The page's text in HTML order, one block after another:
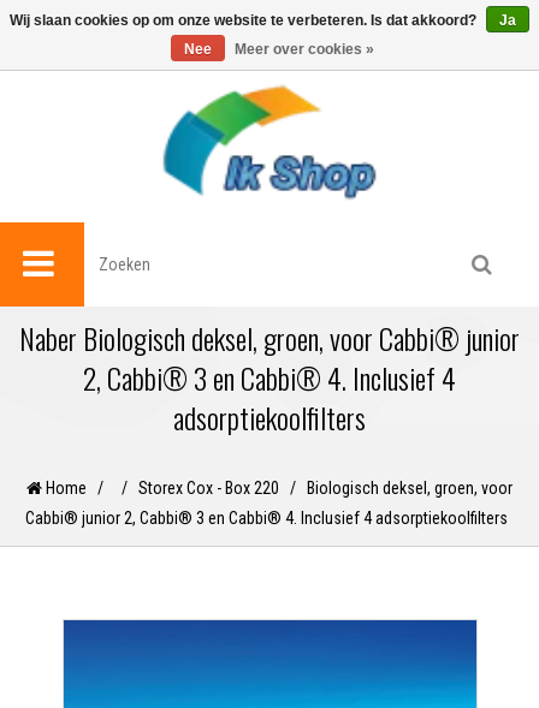
0
Naber Biologisch deksel, groen, voor Cabbi® junior
2, Cabbi® 3 en Cabbi® 4. Inclusief 4
adsorptiekoolfilters
Home / / Storex Cox - Box 220 /
Biologisch deksel, groen, voor
Cabbi® junior 2, Cabbi® 3 en Cabbi® 4. Inclusief 4 adsorptiekoolfilters
Wij slaan cookies op om onze website te verbeteren. Is dat akkoord?
Ja
Nee
Meer over cookies »